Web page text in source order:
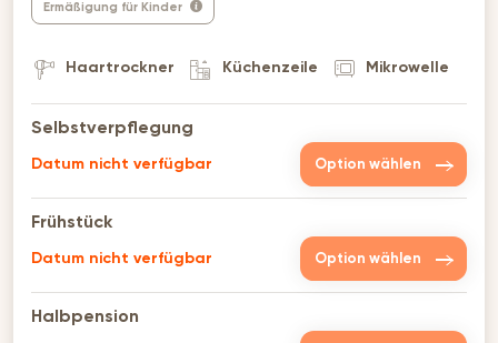
Ermäßigung für Kinder
Haartrockner Küchenzeile Mikrowelle
Selbstverpflegung
Datum nicht verfügbar Option wählen
Frühstück
Datum nicht verfügbar Option wählen
Halbpension